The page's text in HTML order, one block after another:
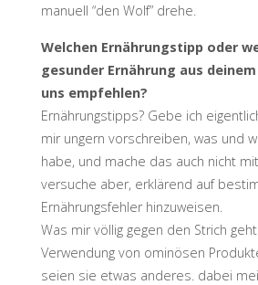
manuell “den Wolf” drehe.
Welchen Ernährungstipp oder
gesunder Ernährung aus
uns empfehlen?
Ernährungstipps? Gebe ich
mir ungern vorschreiben, was und
habe, und mache das auch nicht
versuche aber, erklärend auf
Ernährungsfehler hinzuweisen.
Was mir völlig gegen den Strich
Verwendung von ominösen
seien sie etwas anderes. dabei